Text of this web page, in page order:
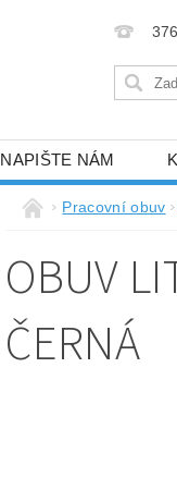
NAPIŠTE NÁM
Pracovní obuv
OBUV
ČERNÁ